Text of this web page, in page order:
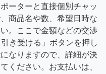
ーターと直接個別チャッ
商品名や数、希望日時な
。ここで金額などの交渉
き受ける」ボタンを押し
なりますので、詳細が決
ください。お支払いは、